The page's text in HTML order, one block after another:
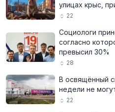
улицах крыс,
22
Социологи
согласно
превысил 30%
28
В освящённый
недели не
22